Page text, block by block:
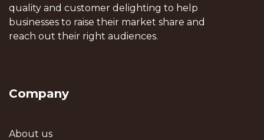
quality and customer delighting to help
businesses to raise their market share and
reach out their right audiences.
Company
About us